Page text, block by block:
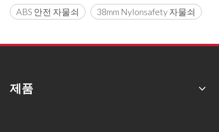
ABS 안전 자물쇠
38mm Nylonsafety 자물쇠
제품